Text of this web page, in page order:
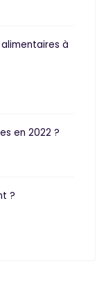
à
en 2022 ?
?